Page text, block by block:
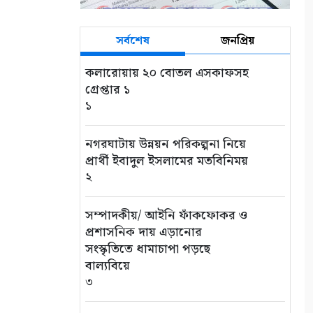
সর্বশেষ জনপ্রিয়
কলারোয়ায় ২০ বোতল এসকাফসহ
গ্রেপ্তার ১
১
নগরঘাটায় উন্নয়ন পরিকল্পনা নিয়ে
প্রার্থী ইবাদুল ইসলামের মতবিনিময়
২
সম্পাদকীয়/ আইনি ফাঁকফোকর ও
প্রশাসনিক দায় এড়ানোর
সংস্কৃতিতে ধামাচাপা পড়ছে
বাল্যবিয়ে
৩